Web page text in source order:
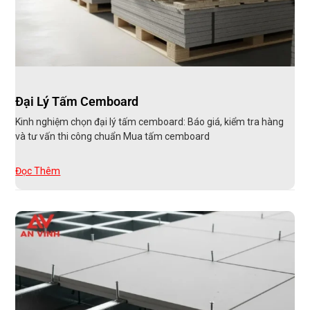
Đại Lý Tấm Cemboard
Kinh nghiệm chọn đại lý tấm cemboard: Báo giá, kiểm tra hàng
và tư vấn thi công chuẩn Mua tấm cemboard
Đọc Thêm